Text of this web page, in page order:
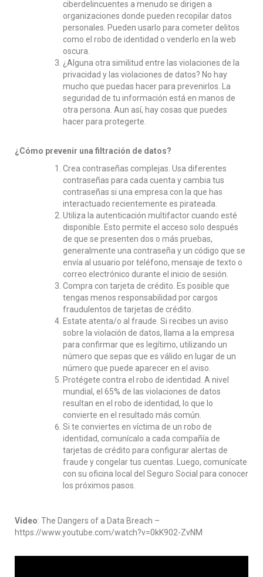
ciberdelincuentes a menudo se dirigen a
organizaciones donde pueden recopilar datos
personales. Pueden usarlo para cometer delitos
como el robo de identidad o venderlo en la web
oscura.
¿Alguna otra similitud entre las violaciones de la
privacidad y las violaciones de datos? No hay
mucho que puedas hacer para prevenirlos. La
seguridad de tu información está en manos de
otra persona. Aun así, hay cosas que puedes
hacer para protegerte.
¿Cómo prevenir una filtración de datos?
Crea contraseñas complejas. Usa diferentes
contraseñas para cada cuenta y cambia tus
contraseñas si una empresa con la que has
interactuado recientemente es pirateada.
Utiliza la autenticación multifactor cuando esté
disponible. Esto permite el acceso solo después
de que se presenten dos o más pruebas,
generalmente una contraseña y un código que se
envía al usuario por teléfono, mensaje de texto o
correo electrónico durante el inicio de sesión.
Compra con tarjeta de crédito. Es posible que
tengas menos responsabilidad por cargos
fraudulentos de tarjetas de crédito.
Estate atenta/o al fraude. Si recibes un aviso
sobre la violación de datos, llama a la empresa
para confirmar que es legítimo, utilizando un
número que sepas que es válido en lugar de un
número que puede aparecer en el aviso.
Protégete contra el robo de identidad. A nivel
mundial, el 65% de las violaciones de datos
resultan en el robo de identidad, lo que lo
convierte en el resultado más común.
Si te conviertes en víctima de un robo de
identidad, comunícalo a cada compañía de
tarjetas de crédito para configurar alertas de
fraude y congelar tus cuentas. Luego, comunícate
con su oficina local del Seguro Social para conocer
los próximos pasos.
Video: The Dangers of a Data Breach –
https://www.youtube.com/watch?v=0kK902-ZvNM